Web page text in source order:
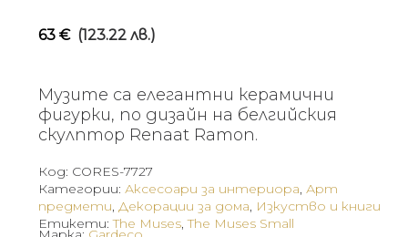
63 € (123.22 лв.)
Музите са елегантни керамични
фигурки, по дизайн на белгийския
скулптор Renaat Ramon.
Код: CORES-7727
Категории: Аксесоари за интериора, Арт
предмети, Декорации за дома, Изкуство и книги
Етикети:The Muses,The Muses Small